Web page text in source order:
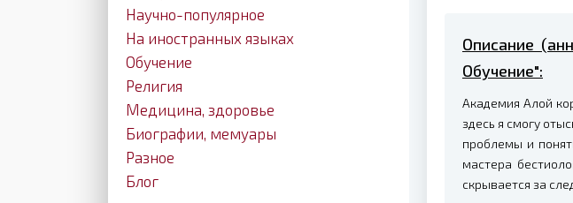
Описание
Обучение":
Академия Алой
здесь я смогу
проблемы и
мастера
скрывается за
Научно-популярное
На иностранных языках
Обучение
Религия
Медицина, здоровье
Биографии, мемуары
Разное
Блог